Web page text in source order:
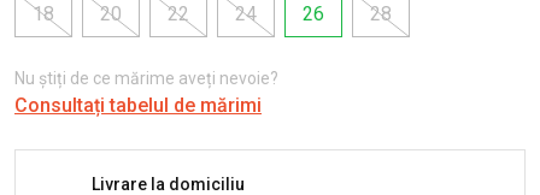
18
20 22 24 26 28
Nu știți de ce mărime aveți nevoie?
Consultați tabelul de mărimi
Livrare la domiciliu